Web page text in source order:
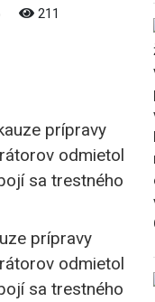
211
prípravy
odmietol
sa trestného